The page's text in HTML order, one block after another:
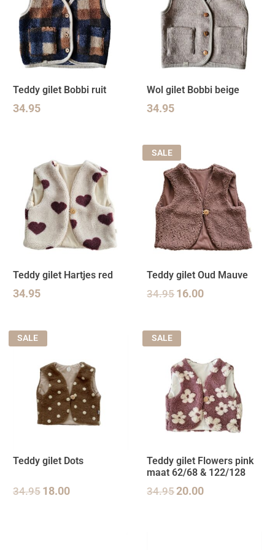
Teddy gilet Bobbi ruit
34.95
Wol gilet Bobbi beige
34.95
Teddy gilet Hartjes red
34.95
SALE
Teddy gilet Oud Mauve
34.9516.00
SALE
Teddy gilet Dots
34.95 18.00
SALE
Teddy gilet Flowers pink
maat 62/68 & 122/128
34.9520.00